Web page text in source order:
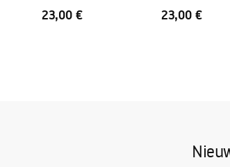
23,00 € 23,00 €